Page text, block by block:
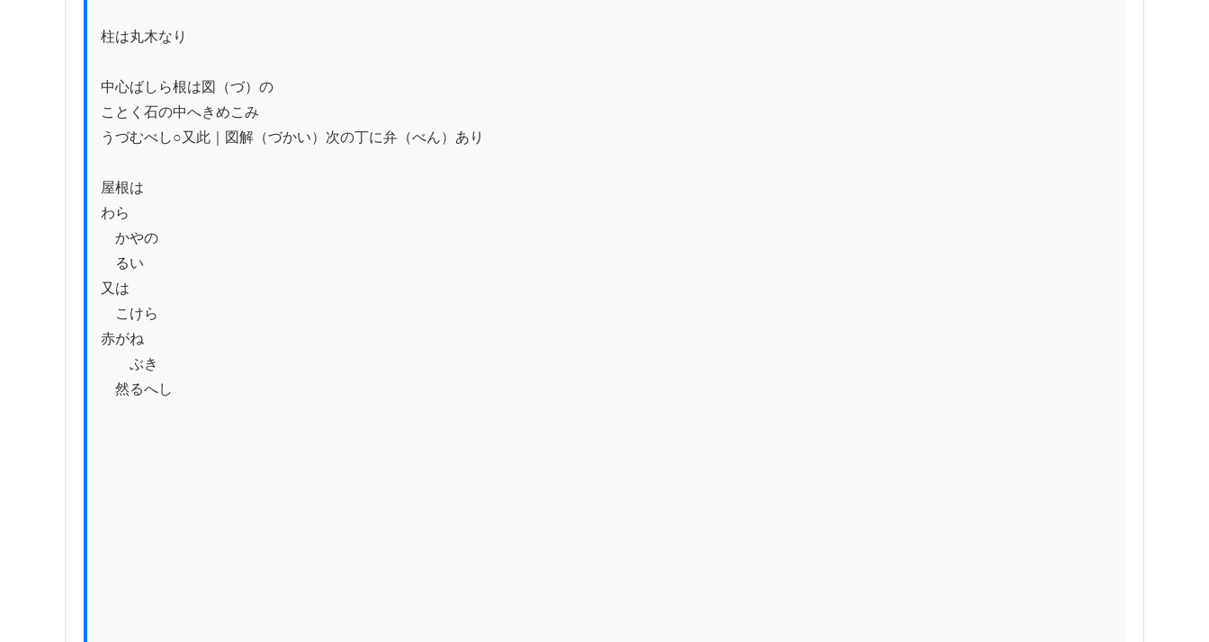
柱は丸木なり
中心ばしら根は図（づ）の
ことく石の中へきめこみ
うづむべし○又此｜図解（づかい）次の丁に弁（べん）あり
屋根は
わら
かやの
るい
又は
こけら
赤がね
ぶき
然るへし